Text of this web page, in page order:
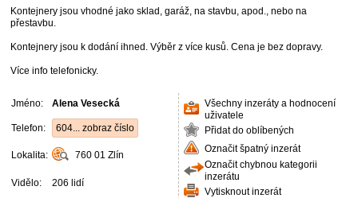
Kontejnery jsou vhodné jako sklad, garáž, na stavbu, apod., nebo na
přestavbu.
Kontejnery jsou k dodání ihned. Výběr z více kusů. Cena je bez dopravy.
Více info telefonicky.
Jméno: Alena Vesecká
Telefon: 604... zobraz číslo
Lokalita: 760 01 Zlín
Vidělo: 206 lidí
Všechny inzeráty a hodnocení
uživatele
Přidat do oblíbených
Označit špatný inzerát
Označit chybnou kategorii
inzerátu
Vytisknout inzerát